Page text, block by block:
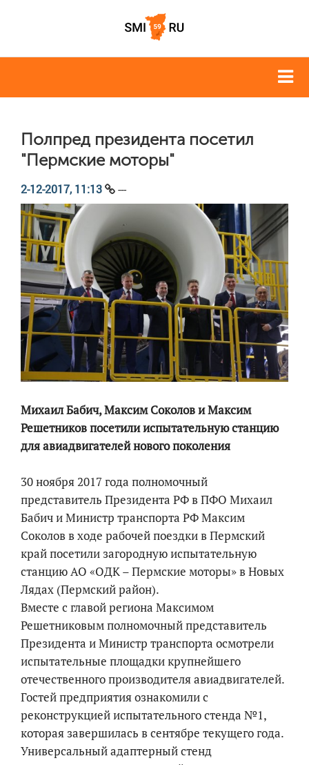
Полпред президента посетил
"Пермские моторы"
2-12-2017, 11:13 ---
Михаил Бабич, Максим Соколов и Максим
Решетников посетили испытательную станцию
для авиадвигателей нового поколения
30 ноября 2017 года полномочный
представитель Президента РФ в ПФО Михаил
Бабич и Министр транспорта РФ Максим
Соколов в ходе рабочей поездки в Пермский
край посетили загородную испытательную
станцию АО «ОДК – Пермские моторы» в Новых
Лядах (Пермский район).
Вместе с главой региона Максимом
Решетниковым полномочный представитель
Президента и Министр транспорта осмотрели
испытательные площадки крупнейшего
отечественного производителя авиадвигателей.
Гостей предприятия ознакомили с
реконструкцией испытательного стенда №1,
которая завершилась в сентябре текущего года.
Универсальный адаптерный стенд